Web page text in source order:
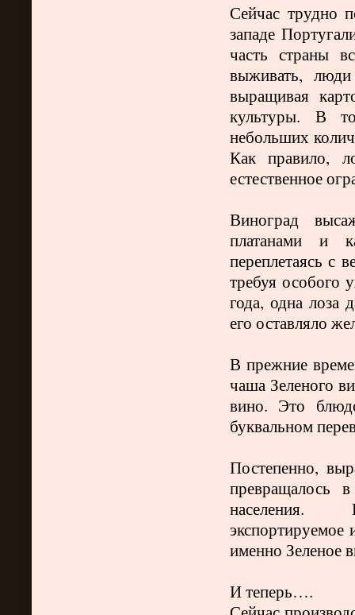
Сейчас трудно
западе
часть страны
выживать,
выращивая
культуры. В
небольших
Как правило,
естественное
Виноград
платанами и
переплетаясь с
требуя особого
года, одна лоза
его оставляло
В прежние
чаша Зеленого
вино. Это
буквальном
Постепенно,
превращалось
населения.
именно Зеленое
И теперь….